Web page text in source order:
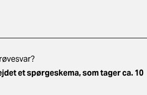
et spørgeskema, som tager ca. 10